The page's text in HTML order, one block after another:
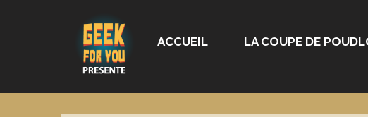
ACCUEIL LA COUPE DE